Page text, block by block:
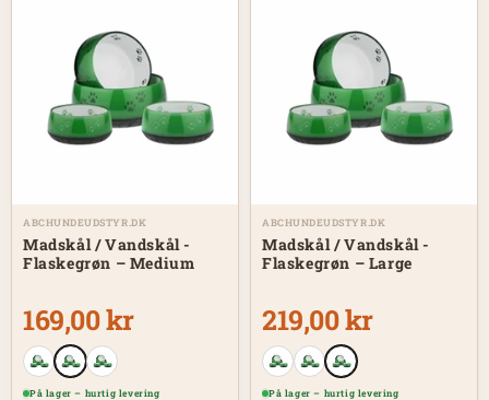
ABCHUNDEUDSTYR.DK
Madskål / Vandskål -
Flaskegrøn – Medium
169,00 kr
På lager – hurtig levering
ABCHUNDEUDSTYR.DK
Madskål / Vandskål -
Flaskegrøn – Large
219,00 kr
På lager – hurtig levering